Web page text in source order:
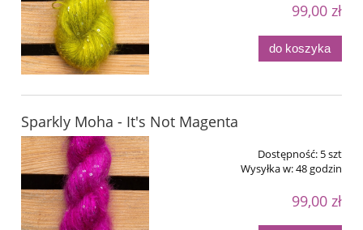
99,00 zł
do koszyka
Sparkly Moha - It's Not Magenta
Dostępność: 5 szt
Wysyłka w:48 godzin
99,00 zł